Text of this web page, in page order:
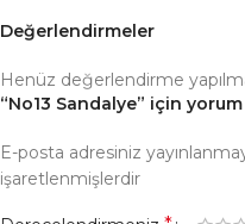
Değerlendirmeler
Henüz değerlendirme
“No13 Sandalye” için
E-posta adresiniz
işaretlenmişlerdir